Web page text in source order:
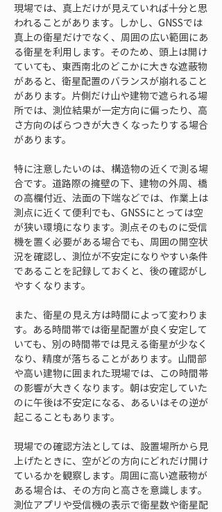
現場では、真上だけが見えていれば十分と思
われることがあります。しかし、GNSSでは
真上の衛星だけでなく、周囲の広い範囲にあ
る衛星を利用します。そのため、頭上は開け
ていても、東西南北のどこかに大きな遮蔽物
があると、衛星配置のバランスが崩れること
があります。片側だけ山や建物で遮られる場
所では、測位結果が一定方向に偏ったり、高
さ方向のばらつきが大きくなったりする場合
があります。
特に注意したいのは、構造物の近くで測る場
合です。道路際の擁壁の下、建物の外周、橋
の高欄付近、法面の下端などでは、作業上は
測点に近くて便利でも、GNSSにとっては空
が狭い環境になります。測点そのものに受信
機を置く必要がある場合でも、周囲の開空状
況を確認し、測位が不安定になりやすい条件
であることを記録しておくと、後の確認がし
やすくなります。
また、衛星の見え方は時間によって変わりま
す。ある時間帯では衛星配置が良く安定して
いても、別の時間帯では見える衛星が少なく
なり、精度が落ちることがあります。山間部
や高い建物に囲まれた現場では、この時間帯
の影響が大きくなります。朝は安定していた
のに午後は不安定になる、あるいはその逆が
起こることもあります。
現場での確認方法としては、設置場所から見
上げたときに、空がどの方向にどれだけ開け
ているかを観察します。周囲に高い遮蔽物が
ある場合は、その方向と高さを意識します。
測位アプリや受信機の表示で衛星数や衛星配